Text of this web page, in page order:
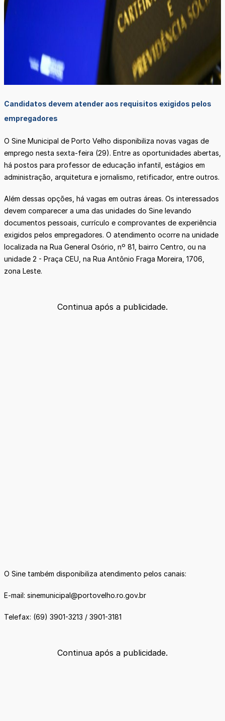
Candidatos devem atender aos requisitos exigidos pelos
empregadores
O Sine Municipal de Porto Velho disponibiliza novas vagas de
emprego nesta sexta-feira (29). Entre as oportunidades abertas,
há postos para professor de educação infantil, estágios em
administração, arquitetura e jornalismo, retificador, entre outros.
Além dessas opções, há vagas em outras áreas. Os interessados
devem comparecer a uma das unidades do Sine levando
documentos pessoais, currículo e comprovantes de experiência
exigidos pelos empregadores. O atendimento ocorre na unidade
localizada na Rua General Osório, nº 81, bairro Centro, ou na
unidade 2 - Praça CEU, na Rua Antônio Fraga Moreira, 1706,
zona Leste.
Continua após a publicidade.
O Sine também disponibiliza atendimento pelos canais:
E-mail: sinemunicipal@portovelho.ro.gov.br
Telefax: (69) 3901-3213 / 3901-3181
Continua após a publicidade.